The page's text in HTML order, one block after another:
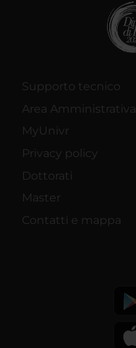
Supporto tecnico
Area Amministrativa
MyUnivr
Privacy policy
Dottorati
Master
Contatti e mappa